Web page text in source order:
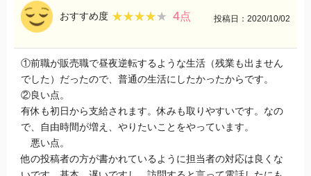
おすすめ度 ★★★★★
★★★★★ 4点 投稿日：2020/10/02
①前職が販売職で昼夜逆転するような生活（残業も出ません
でした）だったので、普通の生活にしたかったからです。
②良い点。
有休も初日から支給されます。休みも取りやすいです。なの
で、自由時間が増え、やりたいことをやっています。
悪い点。
他の投稿者の方が書かれているように担当者の対応は良くな